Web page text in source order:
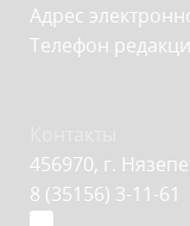
Адрес
Телефон
456970, г.
8 (35156) 3-11-61